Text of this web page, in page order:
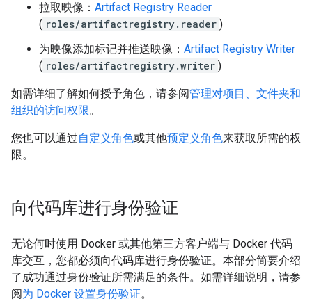
拉取映像： Artifact Registry Reader
( roles/artifactregistry.reader )
为映像添加标记并推送映像： Artifact Registry Writer
( roles/artifactregistry.writer )
如需详细了解如何授予角色，请参阅管理对项目、文件夹和
组织的访问权限。
您也可以通过自定义角色或其他预定义角色来获取所需的权
限。
向代码库进行身份验证
无论何时使用 Docker 或其他第三方客户端与 Docker 代码
库交互，您都必须向代码库进行身份验证。本部分简要介绍
了成功通过身份验证所需满足的条件。如需详细说明，请参
阅为 Docker 设置身份验证。